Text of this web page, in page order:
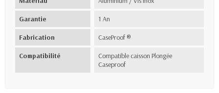
Garantie 1 An
Fabrication CaseProof ®
Compatibilité
Compatible caisson Plongée
Caseproof